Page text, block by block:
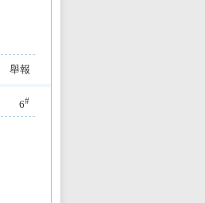
舉報
6#